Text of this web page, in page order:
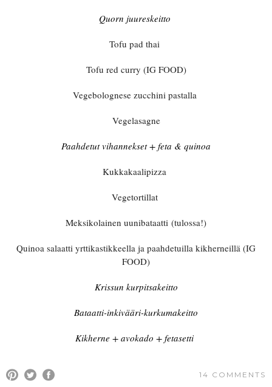
Quorn juureskeitto
Tofu pad thai
Tofu red curry (IG FOOD)
Vegebolognese zucchini pastalla
Vegelasagne
Paahdetut vihannekset + feta & quinoa
Kukkakaalipizza
Vegetortillat
Meksikolainen uunibataatti (tulossa!)
Quinoa salaatti yrttikastikkeella ja paahdetuilla kikherneillä (IG
FOOD)
Krissun kurpitsakeitto
Bataatti-inkivääri-kurkumakeitto
Kikherne + avokado + fetasetti
14 COMMENTS